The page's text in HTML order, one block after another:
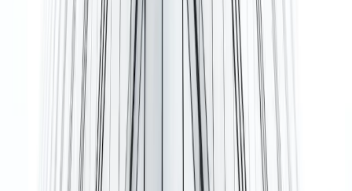
Kantoor huren Amsterdam
Kantoor huren Rotterdam
Kantoor huren Utrecht
Kantoor huren Eindhoven
Kantoor huren Den Haag
Kantoor te huur Brussel
Office Space London
Wij kunnen u helpen
Blog